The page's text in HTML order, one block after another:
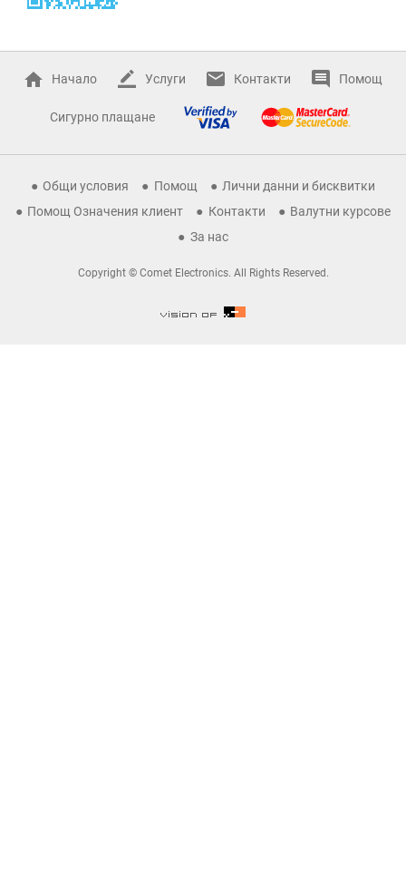
Начало Услуги Контакти Помощ
Сигурно плащане
Общи условия Помощ
Лични данни и бисквитки
Помощ Означения клиент
Контакти
Валутни курсове
За нас
Copyright © Comet Electronics. All Rights Reserved.